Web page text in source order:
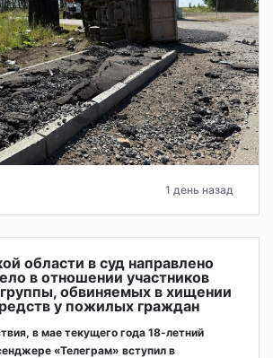
1 день назад
области в суд направлено
в отношении участников
обвиняемых в хищении
у пожилых граждан
в мае текущего года 18-летний
«Телеграм» вступил в